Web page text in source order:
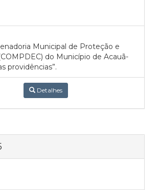
Municipal de Proteção e
do Município de Acauã-
providências”.
Detalhes